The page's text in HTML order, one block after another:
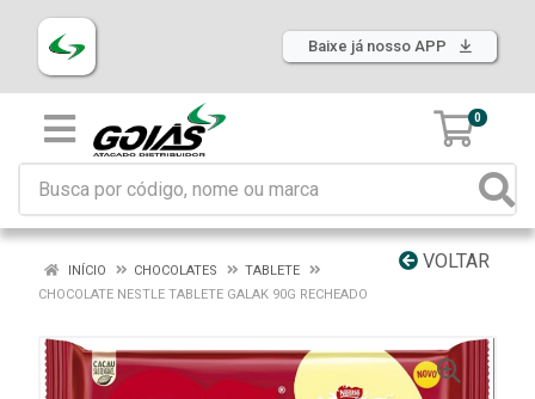
Baixe já nosso APP
0
VOLTAR
INÍCIO CHOCOLATES
TABLETE
CHOCOLATE NESTLE TABLETE GALAK 90G RECHEADO